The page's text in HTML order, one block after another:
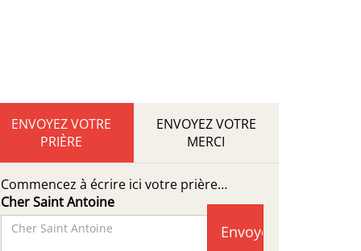
ENVOYEZ VOTRE
PRIÈRE
ENVOYEZ VOTRE
MERCI
Commencez à écrire ici votre prière…
Cher Saint Antoine